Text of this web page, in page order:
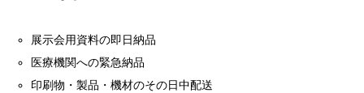
展示会用資料の即日納品
医療機関への緊急納品
印刷物・製品・機材のその日中配送
に
対応例